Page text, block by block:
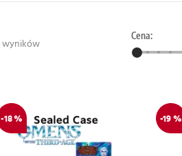
wyników
Cena:
-18 % -19 %